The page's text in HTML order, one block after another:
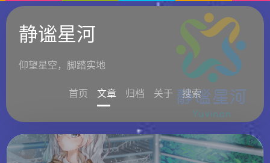
静谧星河
仰望星空，脚踏实地
首页
文章 归档 关于 搜索